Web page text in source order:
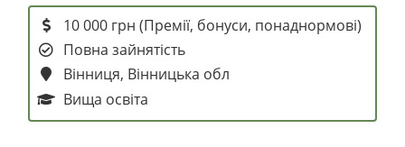
10 000 грн (Премії, бонуси, понаднормові)
Повна зайнятість
Вінниця, Вінницька обл
Вища освіта